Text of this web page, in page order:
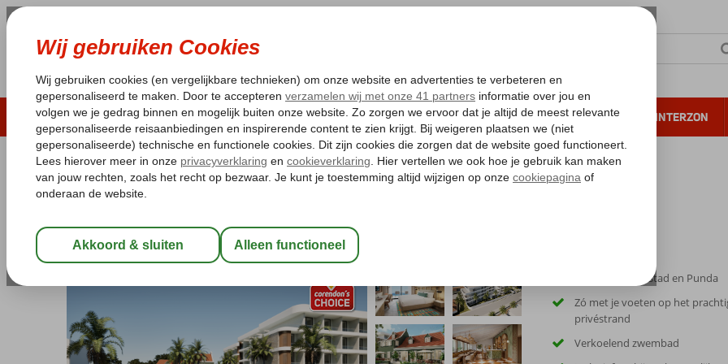
LAST MINUTE ZOMER 2026 ZONVAKANTIE VERRE REIZEN ALL INCLUSIVE WINTERZON
Pakketgarantie Laagsteprijsgarantie* Gratis annuleren*
Home
Curaçao Willemstad
DoubleTree by Hilton Curaçao
Logies Hotel
Dicht bij Willemstad en Punda
Zó met je voeten op het
privéstrand
Verkoelend zwembad